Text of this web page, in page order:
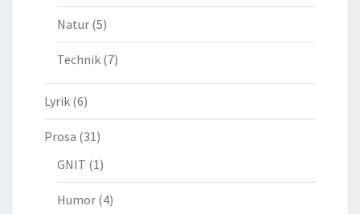
Natur (5)
Technik (7)
Lyrik (6)
Prosa (31)
GNIT (1)
Humor (4)